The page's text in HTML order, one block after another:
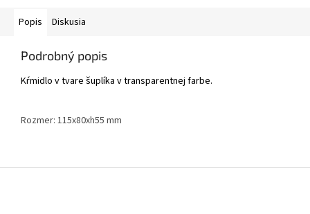
Popis Diskusia
Podrobný popis
Kŕmidlo v tvare šuplíka v transparentnej farbe.
Rozmer: 115x80xh55 mm